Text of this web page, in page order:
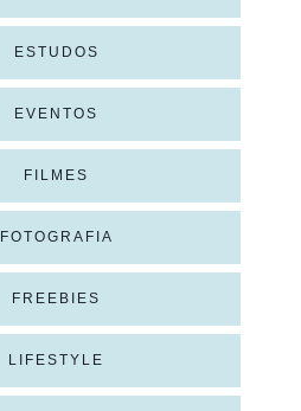
ESTUDOS
EVENTOS
FILMES
FOTOGRAFIA
FREEBIES
LIFESTYLE